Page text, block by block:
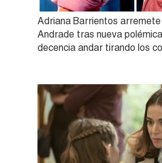
Adriana Barrientos
Andrade tras nueva
decencia andar tirando los